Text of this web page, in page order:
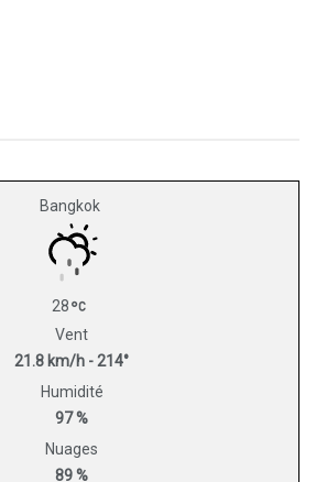
Bangkok
28
Vent
21.8 km/h - 214°
Humidité
97 %
Nuages
89 %